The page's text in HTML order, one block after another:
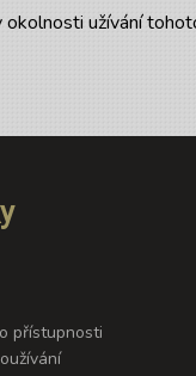
okolnosti užívání
přístupnosti